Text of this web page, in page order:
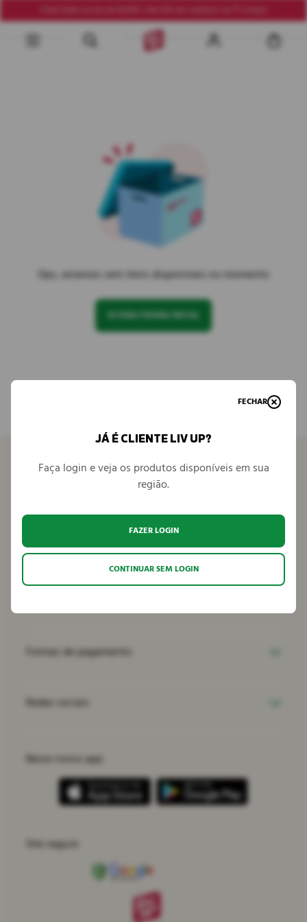
Ops, estamos sem itens disponíveis no momento
IR PARA PÁGINA INICIAL
Seja parceiro
Formas de pagamento
Redes sociais
Baixe nosso app
Site seguro
FECHAR
JÁ É CLIENTE LIV UP?
Faça login e veja os produtos disponíveis em sua
região.
FAZER LOGIN
CONTINUAR SEM LOGIN